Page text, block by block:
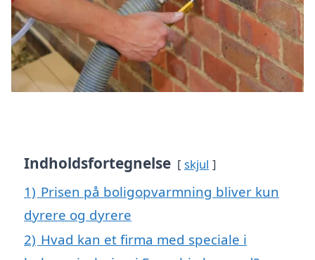
Indholdsfortegnelse skjul
1) Prisen på boligopvarmning bliver kun
dyrere og dyrere
2) Hvad kan et firma med speciale i